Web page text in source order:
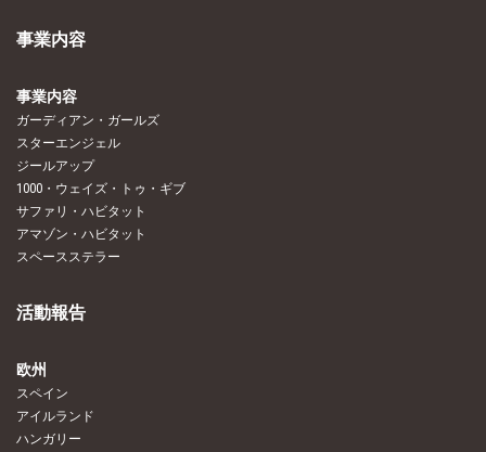
事業内容
事業内容
ガーディアン・ガールズ
スターエンジェル
ジールアップ
1000・ウェイズ・トゥ・ギブ
サファリ・ハビタット
アマゾン・ハビタット
スペースステラー
活動報告
欧州
スペイン
アイルランド
ハンガリー